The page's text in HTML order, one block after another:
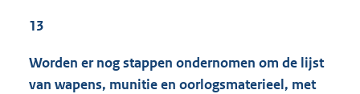
13
Worden er nog stappen ondernomen om de lijst
van wapens, munitie en oorlogsmaterieel, met